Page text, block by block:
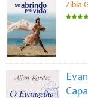
Zibia